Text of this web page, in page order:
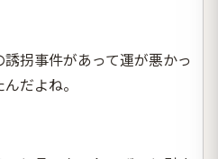
拐事件があって運が悪かっ
だよね。